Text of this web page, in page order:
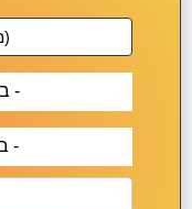
- בחר תאריך יציאה -
- בחר תאריך חזרה -